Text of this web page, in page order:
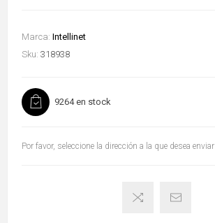
Marca: Intellinet
Sku: 318938
9264 en stock
Por favor, seleccione la dirección a la que desea enviar